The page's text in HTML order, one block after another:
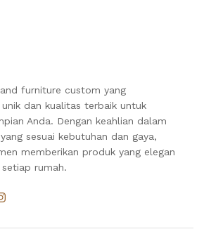
furniture custom yang
dan kualitas terbaik untuk
Anda. Dengan keahlian dalam
sesuai kebutuhan dan gaya,
memberikan produk yang elegan
rumah.